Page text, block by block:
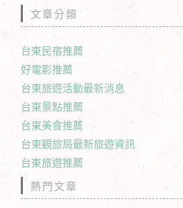
文章分類
台東民宿推薦
好電影推薦
台東旅遊活動最新消息
台東景點推薦
台東美食推薦
台東觀旅局最新旅遊資訊
台東旅遊推薦
熱門文章